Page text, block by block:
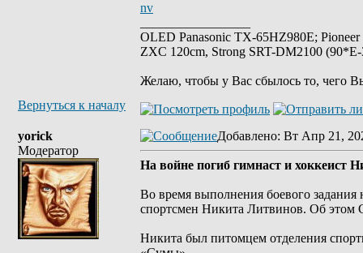
nv
OLED Panasonic TX-65HZ980E;
ZXC 120cm, Strong SRT-DM2100
Желаю, чтобы у Вас сбылось то, чего
Вернуться к началу
yorick
Модератор
Добавлено: Вт Апр 21,
На войне погиб гимнаст и хоккеист
Во время выполнения боевого
спортсмен Никита Литвинов. Об
Никита был питомцем отделения